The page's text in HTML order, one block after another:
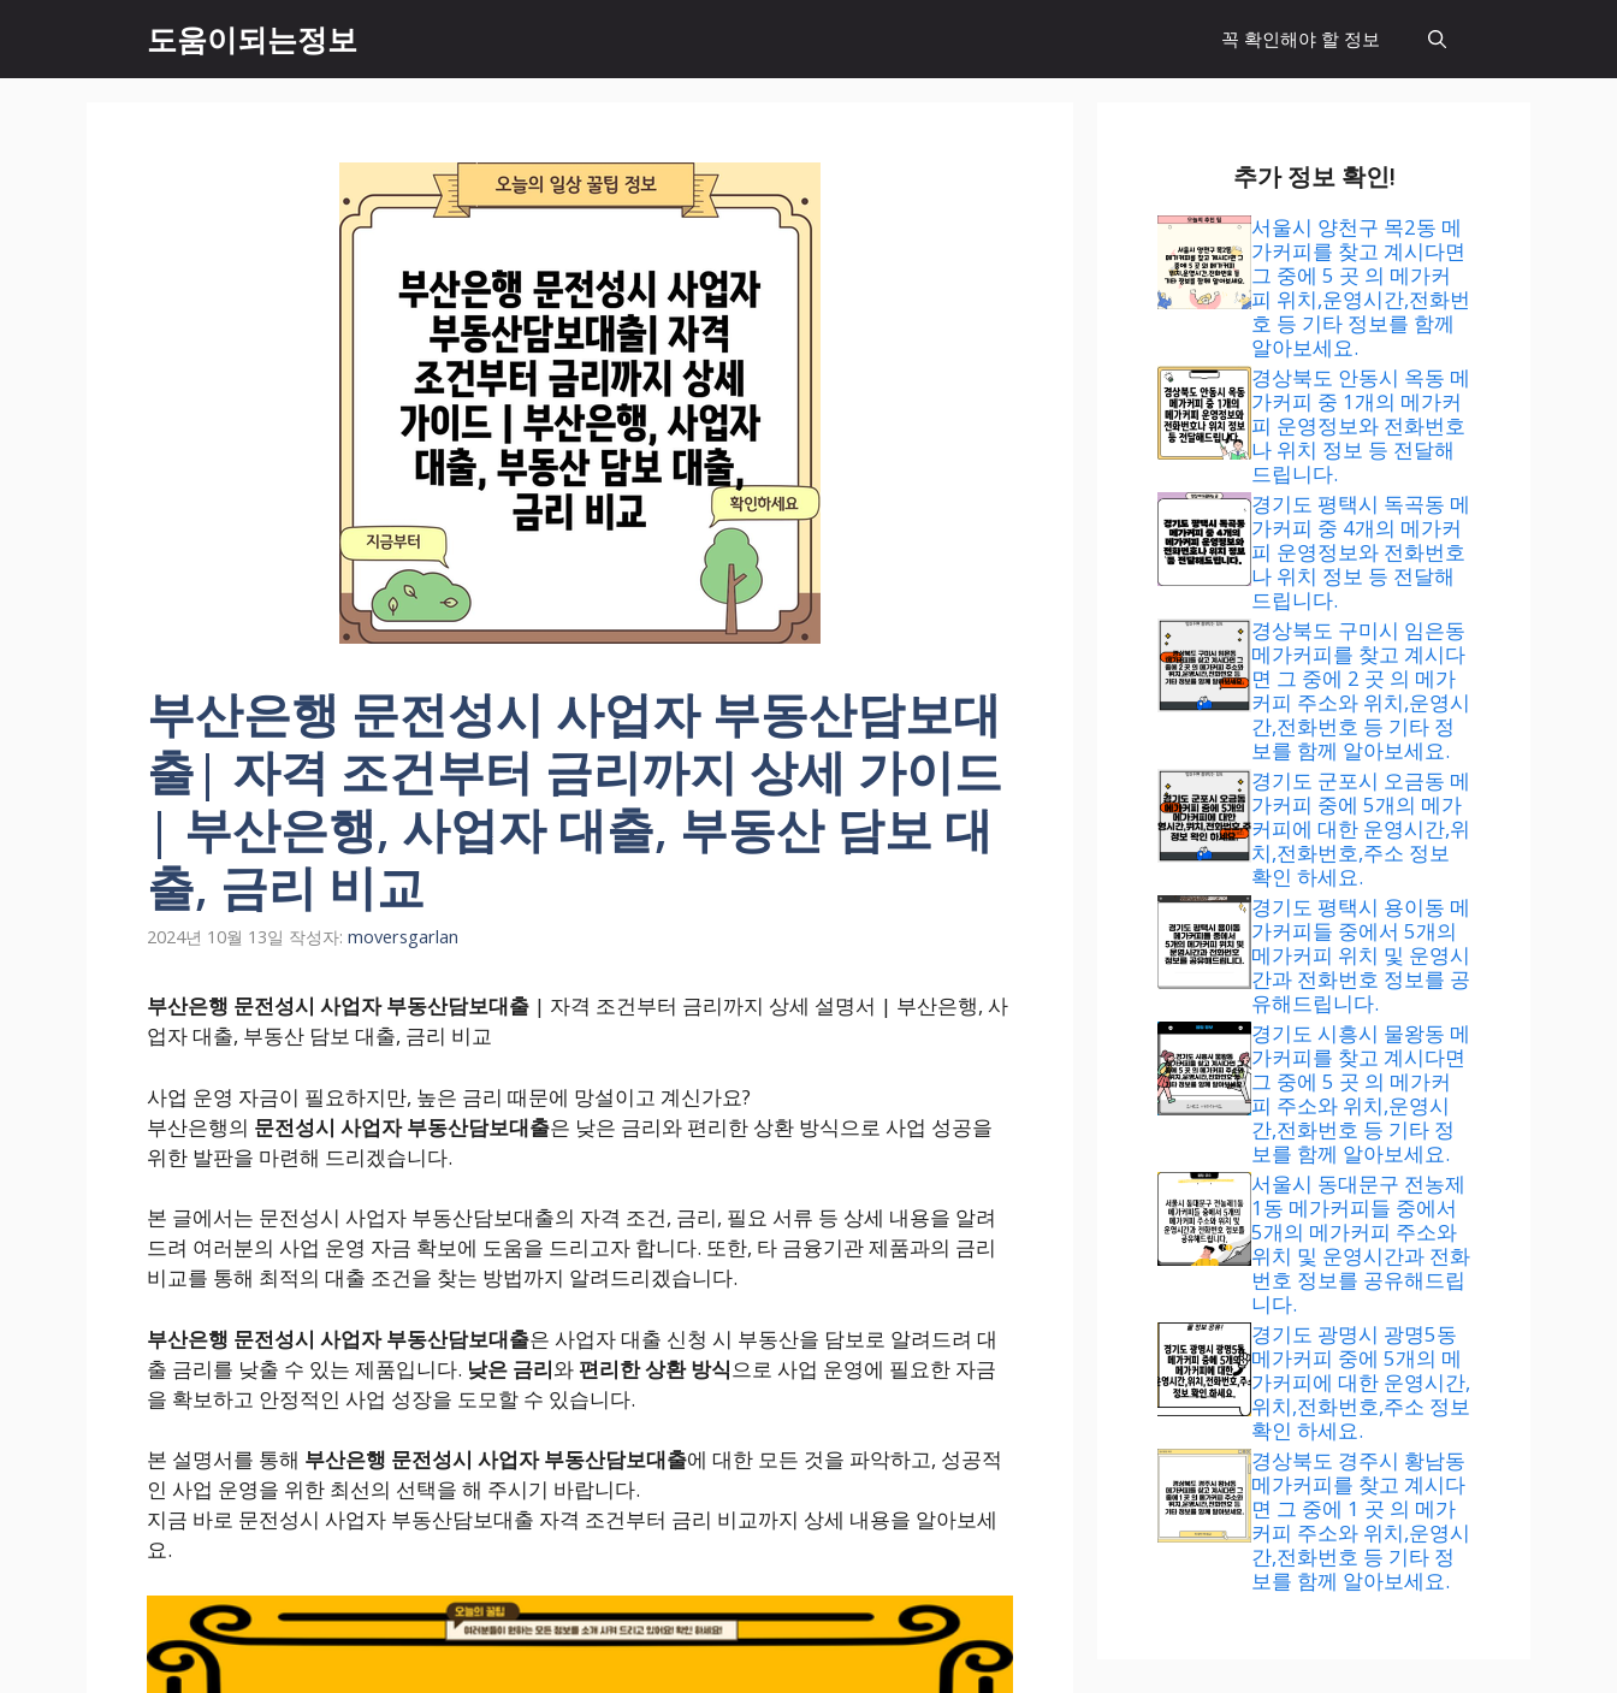
츠
도움이되는정보 꼭 확인해야 할 정보
부산은행 문전성시 사업자 부동산담보대
출| 자격 조건부터 금리까지 상세 가이드
| 부산은행, 사업자 대출, 부동산 담보 대
출, 금리 비교
2024년 10월 13일 작성자: moversgarlan
부산은행 문전성시 사업자 부동산담보대출 | 자격 조건부터 금리까지 상세 설명서 | 부산은행, 사
업자 대출, 부동산 담보 대출, 금리 비교
사업 운영 자금이 필요하지만, 높은 금리 때문에 망설이고 계신가요?
부산은행의 문전성시 사업자 부동산담보대출은 낮은 금리와 편리한 상환 방식으로 사업 성공을
위한 발판을 마련해 드리겠습니다.
본 글에서는 문전성시 사업자 부동산담보대출의 자격 조건, 금리, 필요 서류 등 상세 내용을 알려
드려 여러분의 사업 운영 자금 확보에 도움을 드리고자 합니다. 또한, 타 금융기관 제품과의 금리
비교를 통해 최적의 대출 조건을 찾는 방법까지 알려드리겠습니다.
부산은행 문전성시 사업자 부동산담보대출은 사업자 대출 신청 시 부동산을 담보로 알려드려 대
출 금리를 낮출 수 있는 제품입니다. 낮은 금리와 편리한 상환 방식으로 사업 운영에 필요한 자금
을 확보하고 안정적인 사업 성장을 도모할 수 있습니다.
본 설명서를 통해 부산은행 문전성시 사업자 부동산담보대출에 대한 모든 것을 파악하고, 성공적
인 사업 운영을 위한 최선의 선택을 해 주시기 바랍니다.
지금 바로 문전성시 사업자 부동산담보대출 자격 조건부터 금리 비교까지 상세 내용을 알아보세
요.
추가 정보 확인!
서울시 양천구 목2동 메
가커피를 찾고 계시다면
그 중에 5 곳 의 메가커
피 위치,운영시간,전화번
호 등 기타 정보를 함께
알아보세요.
경상북도 안동시 옥동 메
가커피 중 1개의 메가커
피 운영정보와 전화번호
나 위치 정보 등 전달해
드립니다.
경기도 평택시 독곡동 메
가커피 중 4개의 메가커
피 운영정보와 전화번호
나 위치 정보 등 전달해
드립니다.
경상북도 구미시 임은동
메가커피를 찾고 계시다
면 그 중에 2 곳 의 메가
커피 주소와 위치,운영시
간,전화번호 등 기타 정
보를 함께 알아보세요.
경기도 군포시 오금동 메
가커피 중에 5개의 메가
커피에 대한 운영시간,위
치,전화번호,주소 정보
확인 하세요.
경기도 평택시 용이동 메
가커피들 중에서 5개의
메가커피 위치 및 운영시
간과 전화번호 정보를 공
유해드립니다.
경기도 시흥시 물왕동 메
가커피를 찾고 계시다면
그 중에 5 곳 의 메가커
피 주소와 위치,운영시
간,전화번호 등 기타 정
보를 함께 알아보세요.
서울시 동대문구 전농제
1동 메가커피들 중에서
5개의 메가커피 주소와
위치 및 운영시간과 전화
번호 정보를 공유해드립
니다.
경기도 광명시 광명5동
메가커피 중에 5개의 메
가커피에 대한 운영시간,
위치,전화번호,주소 정보
확인 하세요.
경상북도 경주시 황남동
메가커피를 찾고 계시다
면 그 중에 1 곳 의 메가
커피 주소와 위치,운영시
간,전화번호 등 기타 정
보를 함께 알아보세요.